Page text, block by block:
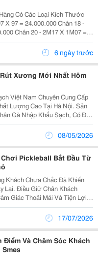
Có Các Loại Kích Thước
Chân 20 - 2M17 X 1M07 =
X 1M07 = 31.000.000 Chấn
24 - 2M17 X 1M07 = 34.000.000 Giá Bán Đã...6 ngày trước
Xương Mới Nhất Hôm
Việt Nam Chuyên Cung Cấp
Lượng Cao Tại Hà Nội. Sản
Gà Nhập Khẩu Sạch, Có Đầy
Xuất Xứ Và Chứng Nhận Vệ
08/05/2026
Pickleball Bắt Đầu Từ
Khách Chưa Chắc Đã Khiến
Lại. Điều Giữ Chân Khách
Giác Thoải Mái Và Tiện Lợi
Treo Vợt Rõ Ràng Không Gian Sạch Sẽ ...
17/07/2026
Điểm Và Chăm Sóc Khách